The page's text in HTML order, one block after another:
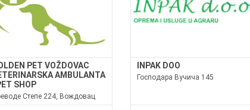
PET VOŽDOVAC
AMBULANTA
SHOP
Степе 224, Вождовац
INPAK DOO
Господара Вучича 145